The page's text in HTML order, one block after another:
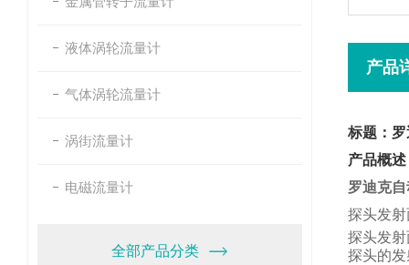
液体涡轮流量计
气体涡轮流量计
涡街流量计
电磁流量计
全部产品分类
产品
标题：
产品概述
罗迪克
探头发
探头发
探头的